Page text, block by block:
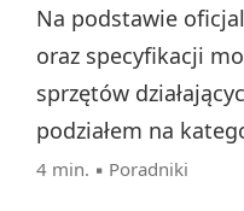
Na podstawie
oraz specyfikacji
sprzętów
podziałem na
4 min. ▪ Poradniki